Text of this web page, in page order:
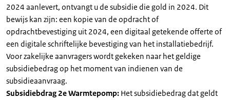
2024 aanlevert, ontvangt u de subsidie die gold in 2024. Dit
bewijs kan zijn: een kopie van de opdracht of
opdrachtbevestiging uit 2024, een digitaal getekende offerte of
een digitale schriftelijke bevestiging van het installatiebedrijf.
Voor zakelijke aanvragers wordt gekeken naar het geldige
subsidiebedrag op het moment van indienen van de
subsidieaanvraag.
Subsidiebdrag 2e Warmtepomp: Het subsidiebedrag dat geldt